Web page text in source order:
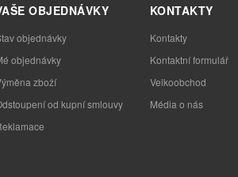
OBJEDNÁVKY
objednávky
objednávky
zboží
od kupní smlouvy
KONTAKTY
Kontakty
Kontaktní formulář
Velkoobchod
Média o nás